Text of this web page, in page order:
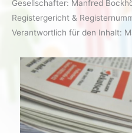
Gesellschafter: Manfred
Registergericht &
Verantwortlich für den Inhalt: